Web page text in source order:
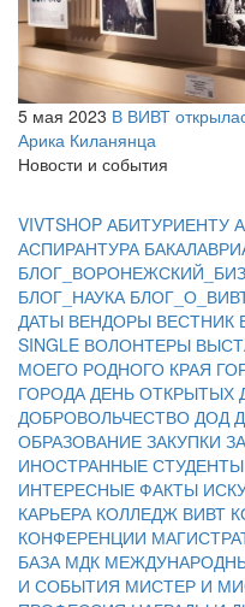
5 мая 2023 В ВИВТ
Арика Киланянца
Новости и события
VIVTSHOP АБИТУРИЕНТУ
АСПИРАНТУРА
БЛОГ_НАУКА
ДАТЫ ВЕНДОРЫ ВЕСТНИК
SINGLE ВОЛОНТЕРЫ
МОЕГО РОДНОГО КРАЯ
ГОРОДАДЕНЬ ОТКРЫТЫХ
ДОБРОВОЛЬЧЕСТВО ДОД
ОБРАЗОВАНИЕ ЗАКУПКИ
ИНОСТРАННЫЕ СТУДЕНТЫ
ИНТЕРЕСНЫЕ ФАКТЫ
КАРЬЕРА КОЛЛЕДЖ ВИВТ
КОНФЕРЕНЦИИ
БАЗА МДК
И СОБЫТИЯ МИСТЕР И